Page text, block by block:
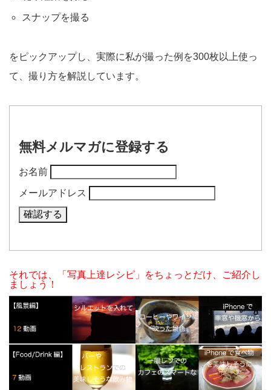
スナップを撮る
をピックアップし、実際に私が撮った例を300枚以上使っ
て、撮り方を解説しています。
無料メルマガに登録する
お名前
メールアドレス
それでは、「写真上達レシピ」をちょっとだけ、ご紹介し
ましょう！